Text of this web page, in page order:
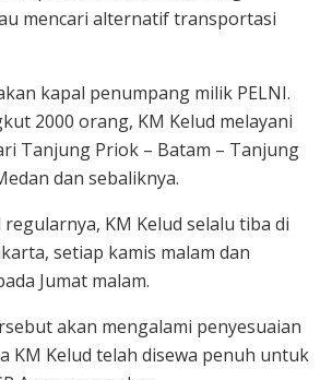
mencari alternatif transportasi
kapal penumpang milik PELNI.
2000 orang, KM Kelud melayani
Tanjung Priok – Batam – Tanjung
dan sebaliknya.
regularnya, KM Kelud selalu tiba di
setiap kamis malam dan
Jumat malam.
akan mengalami penyesuaian
KM Kelud telah disewa penuh untuk